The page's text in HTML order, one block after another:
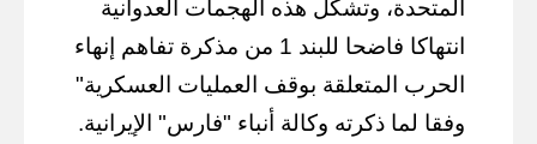
المتحدة، وتشكل هذه الهجمات العدوانية
انتهاكا فاضحا للبند 1 من مذكرة تفاهم إنهاء
الحرب المتعلقة بوقف العمليات العسكرية"
وفقا لما ذكرته وكالة أنباء "فارس" الإيرانية.